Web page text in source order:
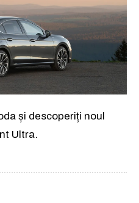
și descoperiți noul
Ultra.